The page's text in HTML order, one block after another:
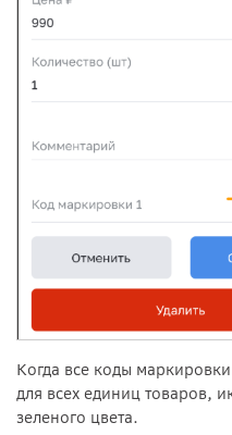
Когда все коды
для всех единиц товаров,
зеленого цвета.